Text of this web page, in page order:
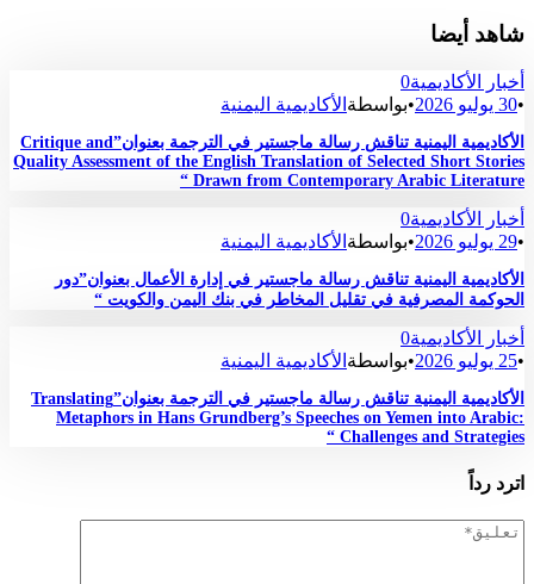
شاهد أيضا
أخبار الأكاديمية0
•30 يوليو 2026 •بواسطة الأكاديمية اليمنية
الأكاديمية اليمنية تناقش رسالة ماجستير في الترجمة بعنوان”Critique and
Quality Assessment of the English Translation of Selected Short Stories
Drawn from Contemporary Arabic Literature “
أخبار الأكاديمية0
•29 يوليو 2026 •بواسطة الأكاديمية اليمنية
الأكاديمية اليمنية تناقش رسالة ماجستير في إدارة الأعمال بعنوان”دور
الحوكمة المصرفية في تقليل المخاطر في بنك اليمن والكويت “
أخبار الأكاديمية0
•25 يوليو 2026 •بواسطة الأكاديمية اليمنية
الأكاديمية اليمنية تناقش رسالة ماجستير في الترجمة بعنوان”Translating
Metaphors in Hans Grundberg’s Speeches on Yemen into Arabic:
Challenges and Strategies “
اترد رداً